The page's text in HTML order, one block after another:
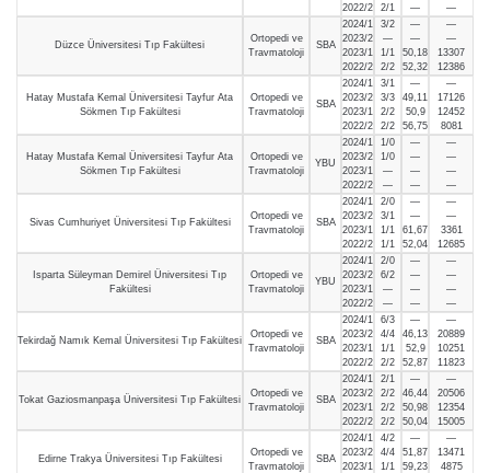
2022/2
2/1
—
—
Düzce Üniversitesi Tıp Fakültesi
Ortopedi ve
Travmatoloji
SBA
2024/1
2023/2
2023/1
2022/2
3/2
—
1/1
2/2
—
—
50,18
52,32
—
—
13307
12386
Hatay Mustafa Kemal Üniversitesi Tayfur Ata
Sökmen Tıp Fakültesi
Ortopedi ve
Travmatoloji
SBA
2024/1
2023/2
2023/1
2022/2
3/1
3/3
2/2
2/2
—
49,11
50,9
56,75
—
17126
12452
8081
Hatay Mustafa Kemal Üniversitesi Tayfur Ata
Sökmen Tıp Fakültesi
Ortopedi ve
Travmatoloji
YBU
2024/1
2023/2
2023/1
2022/2
1/0
1/0
—
—
—
—
—
—
—
—
—
—
Sivas Cumhuriyet Üniversitesi Tıp Fakültesi
Ortopedi ve
Travmatoloji
SBA
2024/1
2023/2
2023/1
2022/2
2/0
3/1
1/1
1/1
—
—
61,67
52,04
—
—
3361
12685
Isparta Süleyman Demirel Üniversitesi Tıp
Fakültesi
Ortopedi ve
Travmatoloji
YBU
2024/1
2023/2
2023/1
2022/2
2/0
6/2
—
—
—
—
—
—
—
—
—
—
Tekirdağ Namık Kemal Üniversitesi Tıp Fakültesi
Ortopedi ve
Travmatoloji
SBA
2024/1
2023/2
2023/1
2022/2
6/3
4/4
1/1
2/2
—
46,13
52,9
52,87
—
20889
10251
11823
Tokat Gaziosmanpaşa Üniversitesi Tıp Fakültesi
Ortopedi ve
Travmatoloji
SBA
2024/1
2023/2
2023/1
2022/2
2/1
2/2
2/2
2/2
—
46,44
50,98
50,04
—
20506
12354
15005
Edirne Trakya Üniversitesi Tıp Fakültesi
Ortopedi ve
Travmatoloji
SBA
2024/1
2023/2
2023/1
4/2
4/4
1/1
—
51,87
59,23
—
13471
4875